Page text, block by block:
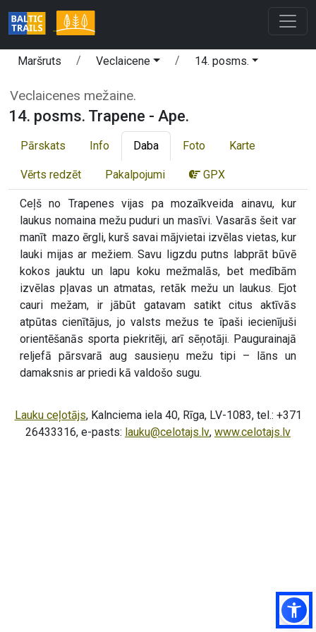
Maršruts Veclaicene 14. posms.
Veclaicenes mežaine.
14. posms. Trapene - Ape.
Pārskats Info Daba Foto Karte
Vērts redzēt Pakalpojumi GPX
Ceļš no Trapenes vijas pa mozaīkveida ainavu, kur
laukus nomaina mežu puduri un masīvi. Vasarās šeit var
manīt mazo ērgli, kurš savai mājvietai izvēlas vietas, kur
lauki mijas ar mežiem. Savu ligzdu putns labprāt būvē
kokos jauktu un lapu koku mežmalās, bet medībām
izvēlas pļavas un atmatas, retāk mežu un laukus. Ejot
cauri mežam, ir jābūt gatavam satikt citus aktīvās
atpūtas cienītājus, jo valsts mežus te īpaši iecienījuši
orientēšanās sporta piekritēji, arī sēņotāji. Paugurainajā
reljefā pārsvarā aug sausieņu mežu tipi – lāns un
damaksnis ar priedi kā valdošo sugu.
Lauku ceļotājs, Kalnciema iela 40, Rīga, LV-1083, tel.: +371
26433316, e-pasts: lauku@celotajs.lv, www.celotajs.lv